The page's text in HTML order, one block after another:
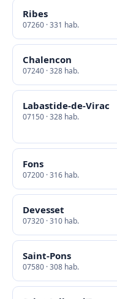
Ribes
07260 · 331 hab.
Chalencon
07240 · 328 hab.
Labastide-de-Virac
07150 · 328 hab.
Fons
07200 · 316 hab.
Devesset
07320 · 310 hab.
Saint-Pons
07580 · 308 hab.